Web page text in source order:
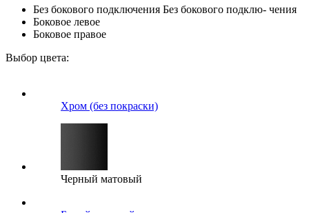
Без бокового подключения Без бокового подклю- чения
Боковое левое
Боковое правое
Выбор цвета:
Хром (без покраски)
Черный матовый